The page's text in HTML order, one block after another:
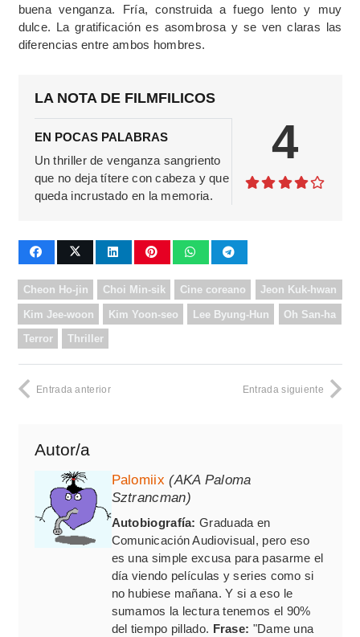
buena venganza. Fría, construida a fuego lento y muy
dulce. La gratificación es asombrosa y se ven claras las
diferencias entre ambos hombres.
LA NOTA DE FILMFILICOS
EN POCAS PALABRAS
Un thriller de venganza sangriento
que no deja títere con cabeza y que
queda incrustado en la memoria.
4
Cheon Ho-jin Choi Min-sik Cine coreano Jeon Kuk-hwan
Kim Jee-woon Kim Yoon-seo Lee Byung-Hun Oh San-ha
Terror Thriller
Entrada anterior Entrada siguiente
Autor/a
Palomiix (AKA Paloma
Sztrancman)
Autobiografía: Graduada en
Comunicación Audiovisual, pero eso
es una simple excusa para pasarme el
día viendo películas y series como si
no hubiese mañana. Y si a eso le
sumamos la lectura tenemos el 90%
del tiempo pillado. Frase: "Dame una